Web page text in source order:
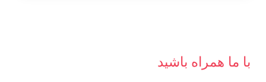
با ما همراه باشید